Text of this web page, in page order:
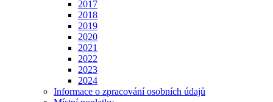
2017
2018
2019
2020
2021
2022
2023
2024
Informace o zpracování osobních údajů